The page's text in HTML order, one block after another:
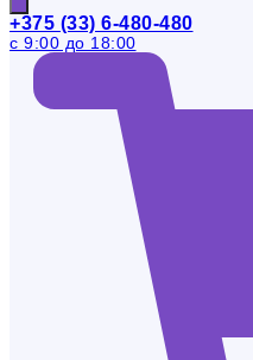
+375 (33) 6-480-480
с 9:00 до 18:00